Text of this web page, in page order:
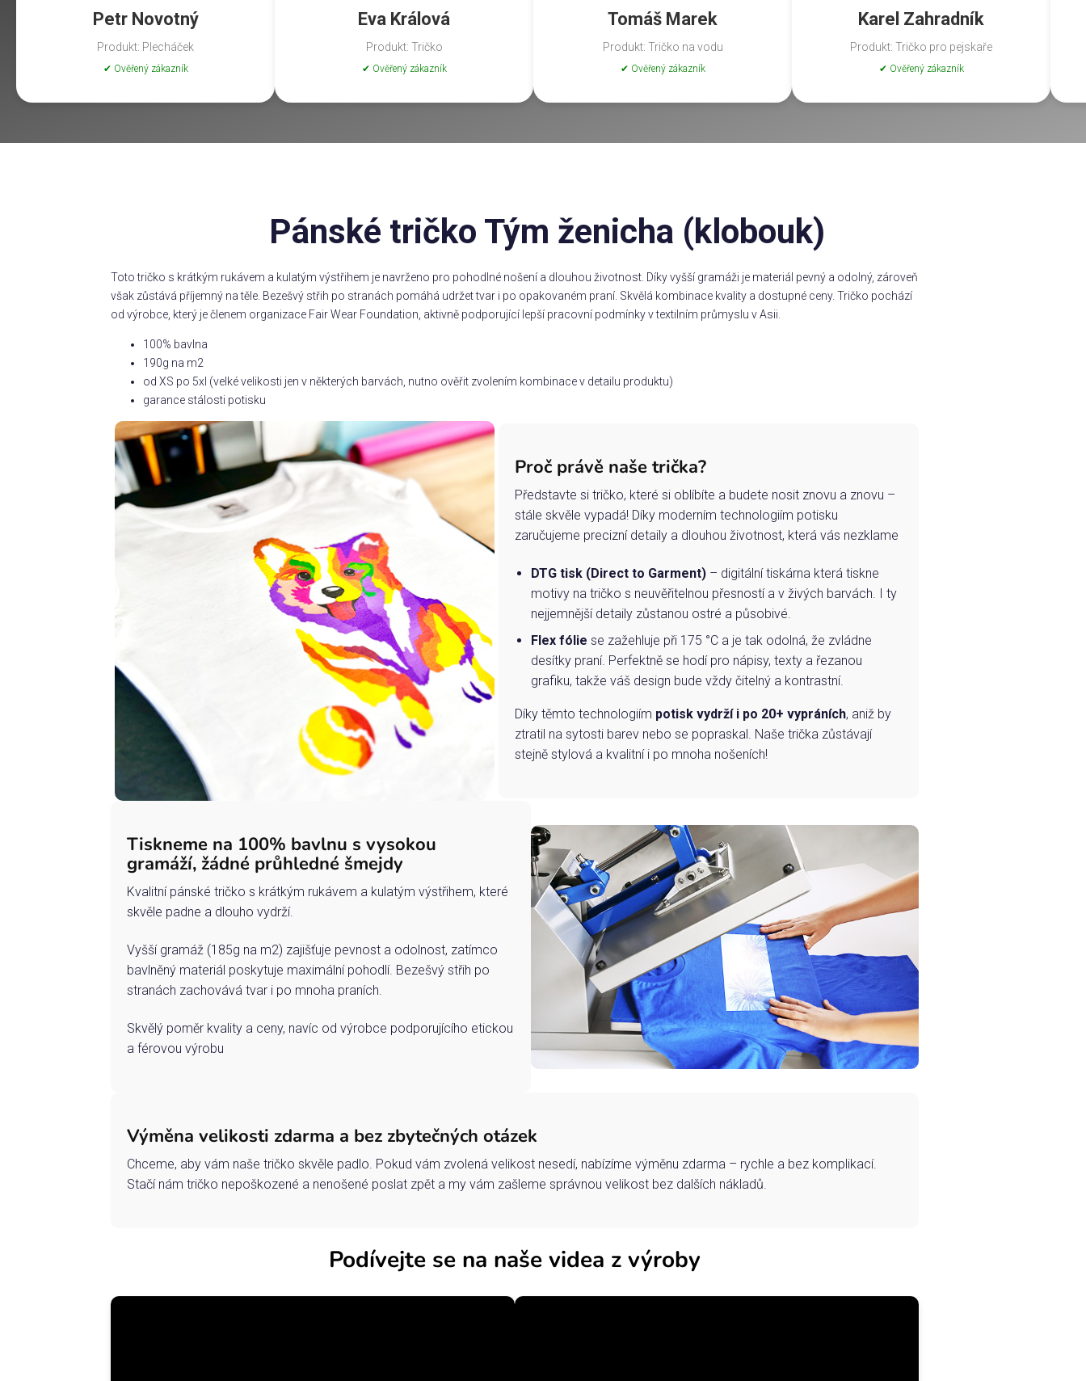
Petr Novotný
Produkt: Plecháček
✔ Ověřený zákazník
Eva Králová
Produkt: Tričko
✔ Ověřený zákazník
Tomáš Marek
Produkt: Tričko na vodu
✔ Ověřený zákazník
Karel Zahradník
Produkt: Tričko pro pejskaře
✔ Ověřený zákazník
Pánské tričko Tým ženicha (klobouk)
Toto tričko s krátkým rukávem a kulatým výstřihem je navrženo pro pohodlné nošení a dlouhou životnost. Díky vyšší gramáži je materiál pevný a odolný, zároveň
však zůstává příjemný na těle. Bezešvý střih po stranách pomáhá udržet tvar i po opakovaném praní. Skvělá kombinace kvality a dostupné ceny. Tričko pochází
od výrobce, který je členem organizace Fair Wear Foundation, aktivně podporující lepší pracovní podmínky v textilním průmyslu v Asii.
100% bavlna
190g na m2
od XS po 5xl (velké velikosti jen v některých barvách, nutno ověřit zvolením kombinace v detailu produktu)
garance stálosti potisku
Proč právě naše trička?
Představte si tričko, které si oblíbíte a budete nosit znovu a znovu –
stále skvěle vypadá! Díky moderním technologiím potisku
zaručujeme precizní detaily a dlouhou životnost, která vás nezklame
DTG tisk (Direct to Garment)– digitální tiskárna která tiskne
motivy na tričko s neuvěřitelnou přesností a v živých barvách. I ty
nejjemnější detaily zůstanou ostré a působivé.
Flex fólie se zažehluje při 175 °C a je tak odolná, že zvládne
desítky praní. Perfektně se hodí pro nápisy, texty a řezanou
grafiku, takže váš design bude vždy čitelný a kontrastní.
Díky těmto technologiím potisk vydrží i po 20+ vypráních, aniž by
ztratil na sytosti barev nebo se popraskal. Naše trička zůstávají
stejně stylová a kvalitní i po mnoha nošeních!
Tiskneme na 100% bavlnu s vysokou
gramáží, žádné průhledné šmejdy
Kvalitní pánské tričko s krátkým rukávem a kulatým výstřihem, které
skvěle padne a dlouho vydrží.
Vyšší gramáž (185g na m2) zajišťuje pevnost a odolnost, zatímco
bavlněný materiál poskytuje maximální pohodlí. Bezešvý střih po
stranách zachovává tvar i po mnoha praních.
Skvělý poměr kvality a ceny, navíc od výrobce podporujícího etickou
a férovou výrobu
Výměna velikosti zdarma a bez zbytečných otázek
Chceme, aby vám naše tričko skvěle padlo. Pokud vám zvolená velikost nesedí, nabízíme výměnu zdarma – rychle a bez komplikací.
Stačí nám tričko nepoškozené a nenošené poslat zpět a my vám zašleme správnou velikost bez dalších nákladů.
Podívejte se na naše videa z výroby